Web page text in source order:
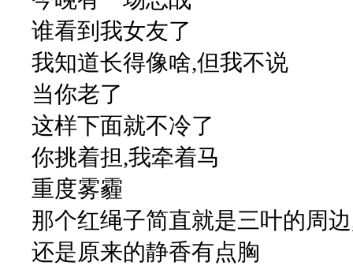
谁看到我女友了
我知道长得像啥,但我不说
当你老了
这样下面就不冷了
你挑着担,我牵着马
重度雾霾
那个红绳子简直就是三叶的周
还是原来的静香有点胸